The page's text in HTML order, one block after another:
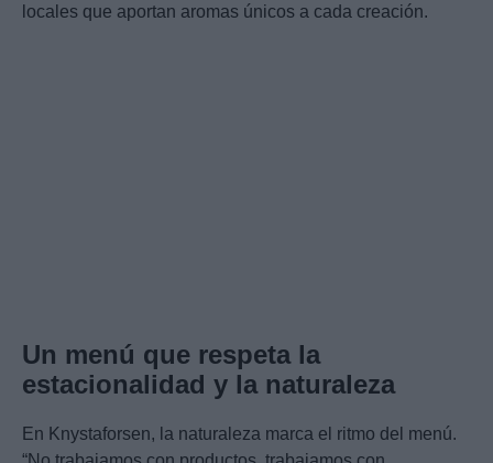
locales que aportan aromas únicos a cada creación.
Un menú que respeta la
estacionalidad y la naturaleza
En Knystaforsen, la naturaleza marca el ritmo del menú.